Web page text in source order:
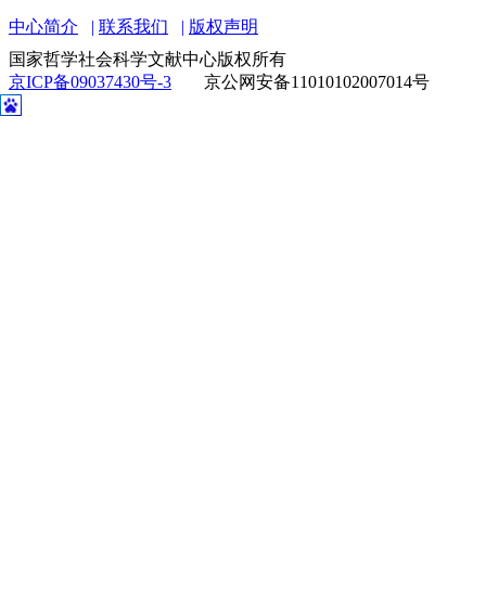
中心简介 联系我们
版权声明
国家哲学社会科学文献中心版权所有
京ICP备09037430号-3
京公网安备11010102007014号